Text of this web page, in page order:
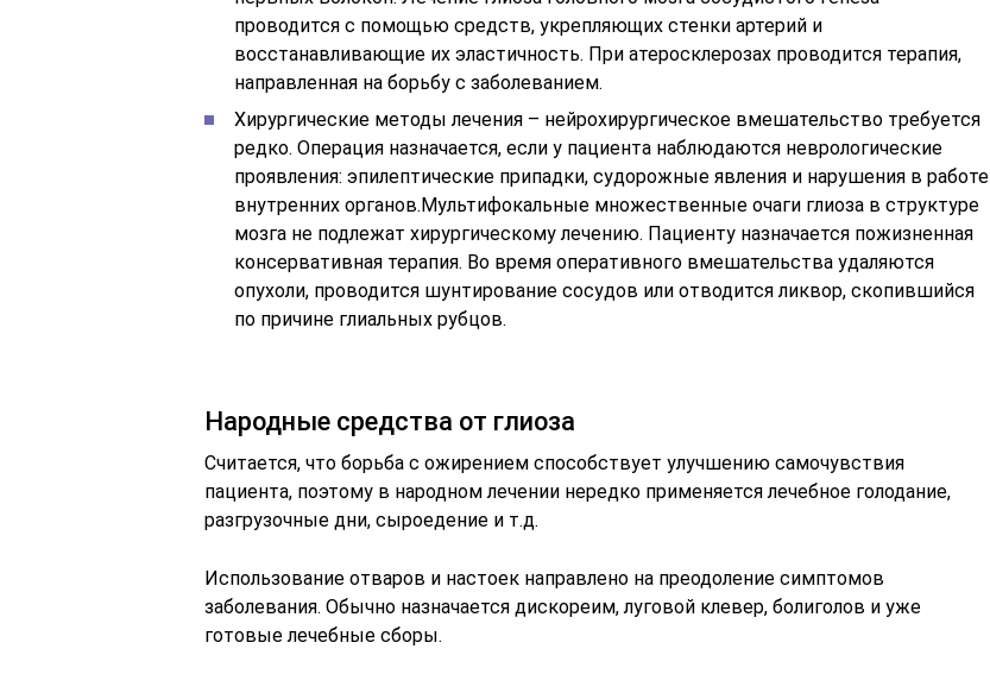
проводится с помощью средств, укрепляющих стенки артерий и
восстанавливающие их эластичность. При атеросклерозах проводится терапия,
направленная на борьбу с заболеванием.
Хирургические методы лечения – нейрохирургическое вмешательство требуется
редко. Операция назначается, если у пациента наблюдаются неврологические
проявления: эпилептические припадки, судорожные явления и нарушения в работе
внутренних органов.Мультифокальные множественные очаги глиоза в структуре
мозга не подлежат хирургическому лечению. Пациенту назначается пожизненная
консервативная терапия. Во время оперативного вмешательства удаляются
опухоли, проводится шунтирование сосудов или отводится ликвор, скопившийся
по причине глиальных рубцов.
Народные средства от глиоза
Считается, что борьба с ожирением способствует улучшению самочувствия
пациента, поэтому в народном лечении нередко применяется лечебное голодание,
разгрузочные дни, сыроедение и т.д.
Использование отваров и настоек направлено на преодоление симптомов
заболевания. Обычно назначается дискореим, луговой клевер, болиголов и уже
готовые лечебные сборы.